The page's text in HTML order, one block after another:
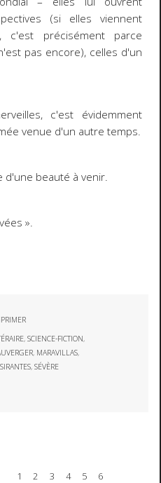
(si elles viennent
c'est précisément parce
pas encore), celles d'un
c'est évidemment
venue d'un autre temps.
d'une beauté à venir.
».
,SCIENCE-FICTION,
, MARAVILLAS,
,SÉVÈRE
1 2 3 4 5
6